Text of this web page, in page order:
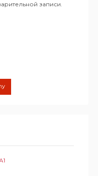
записи.